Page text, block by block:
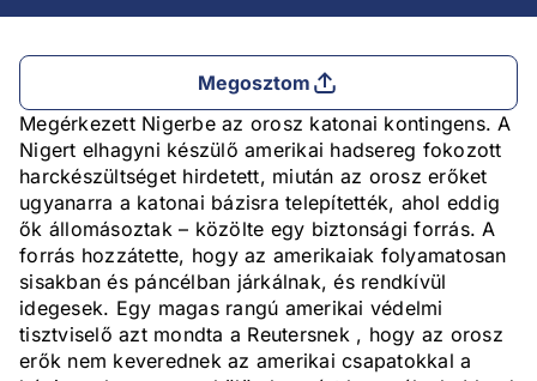
Megosztom
Megérkezett Nigerbe az orosz katonai kontingens. A
Nigert elhagyni készülő amerikai hadsereg fokozott
harckészültséget hirdetett, miután az orosz erőket
ugyanarra a katonai bázisra telepítették, ahol eddig
ők állomásoztak – közölte egy biztonsági forrás. A
forrás hozzátette, hogy az amerikaiak folyamatosan
sisakban és páncélban járkálnak, és rendkívül
idegesek. Egy magas rangú amerikai védelmi
tisztviselő azt mondta a Reutersnek , hogy az orosz
erők nem keverednek az amerikai csapatokkal a